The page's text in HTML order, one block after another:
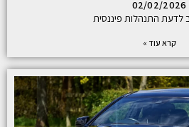
02/02/2026
לדעת התנהלות פיננסית
קרא עוד »